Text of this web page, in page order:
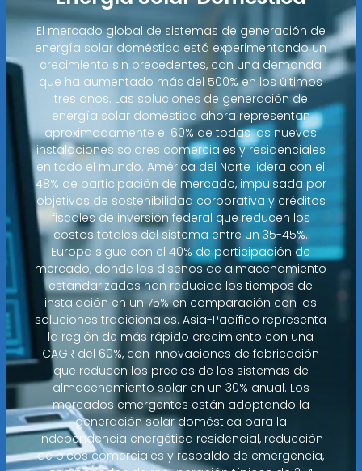
El mercado global de sistemas de generación de
energía solar doméstica está experimentando un
crecimiento sin precedentes, con una demanda
que ha aumentado más del 500% en los últimos
tres años. Las soluciones de generación de
energía solar doméstica ahora representan
aproximadamente el 60% de todas las nuevas
instalaciones solares comerciales y residenciales
en todo el mundo. América del Norte lidera con el
48% de participación de mercado, impulsada por
objetivos de sostenibilidad corporativa y créditos
fiscales de inversión federal que reducen los
costos totales del sistema entre un 35-45%.
Europa sigue con el 40% de participación de
mercado, donde los diseños de almacenamiento
estandarizados han reducido los tiempos de
instalación en un 75% en comparación con las
soluciones tradicionales. Asia-Pacífico representa
la región de más rápido crecimiento con una
CAGR del 60%, con innovaciones de fabricación
que reducen los precios de los sistemas de
almacenamiento solar en un 30% anual. Los
mercados emergentes están adoptando la
generación solar doméstica para la
independencia energética residencial, reducción
de picos comerciales y respaldo de emergencia,